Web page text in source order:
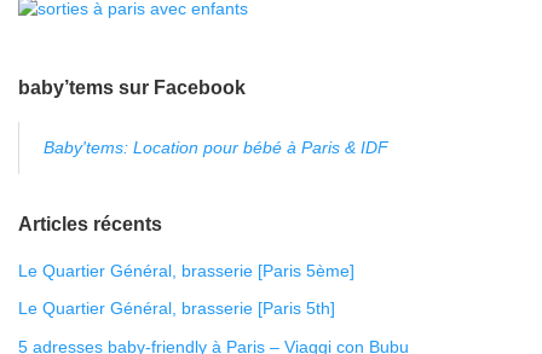
baby’tems sur Facebook
Baby'tems: Location pour bébé à Paris & IDF
Articles récents
Le Quartier Général, brasserie [Paris 5ème]
Le Quartier Général, brasserie [Paris 5th]
5 adresses baby-friendly à Paris – Viaggi con Bubu